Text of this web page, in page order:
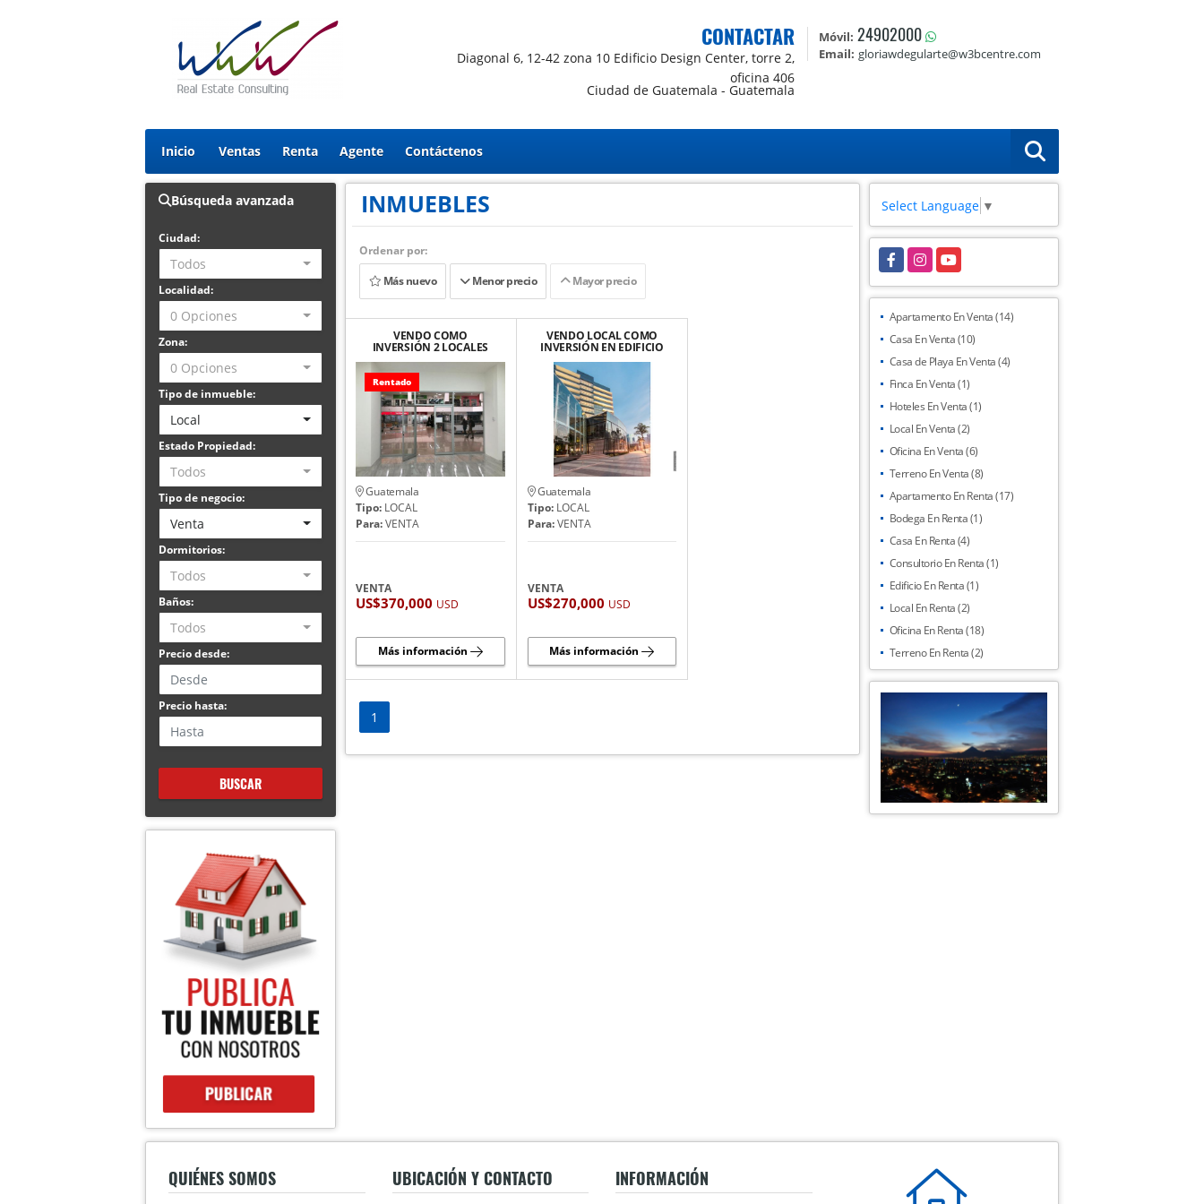
CONTACTAR
Diagonal 6, 12-42 zona 10 Edificio Design Center, torre 2,
oficina 406
Ciudad de Guatemala - Guatemala
Móvil: 24902000
Email: gloriawdegularte@w3bcentre.com
Inicio Ventas Renta Agente Contáctenos
Búsqueda avanzada
Ciudad:
Todos
Localidad:
0 Opciones
Zona:
0 Opciones
Tipo de inmueble:
Local
Estado Propiedad:
Todos
Tipo de negocio:
Venta
Dormitorios:
Todos
Baños:
Todos
Precio desde:
Precio hasta:
BUSCAR
INMUEBLES
Ordenar por:
Más nuevo
Menor precio Mayor precio
VENDO COMO
INVERSIÓN 2 LOCALES
COMERCIALES EN
GALERÍAS PRIMMA, ZONA
Rentado
Guatemala
Tipo: LOCAL
Para:VENTA
VENTA
US$370,000 USD
Más información
VENDO LOCAL COMO
INVERSIÓN EN EDIFICIO
DESIGN CENTER, ZONA
Guatemala
Tipo:LOCAL
Para:VENTA
VENTA
US$270,000 USD
Más información
1
Select Language ▼
FacebookInstagramYouTube
Apartamento En Venta (14)
Casa En Venta (10)
Casa de Playa En Venta (4)
Finca En Venta (1)
Hoteles En Venta (1)
Local En Venta (2)
Oficina En Venta (6)
Terreno En Venta (8)
Apartamento En Renta (17)
Bodega En Renta (1)
Casa En Renta (4)
Consultorio En Renta (1)
Edificio En Renta (1)
Local En Renta (2)
Oficina En Renta (18)
Terreno En Renta (2)
QUIÉNES SOMOS UBICACIÓN Y CONTACTO INFORMACIÓN